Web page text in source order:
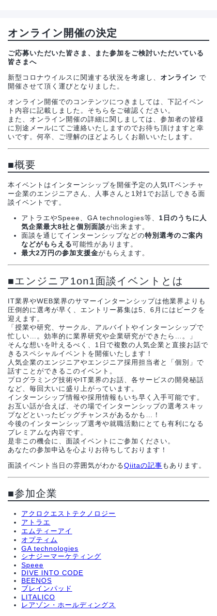
オンライン開催の決定
ご応募いただいた皆さま、また参加をご検討いただいている
皆さまへ
新型コロナウイルスに関連する状況を考慮し、 オンライン で
開催させて頂く運びとなりました。
オンライン開催でのコンテンツにつきましては、下記イベン
ト内容に記載しました。そちらをご確認ください。
また、オンライン開催の詳細に関しましては、参加者の皆様
に別途メールにてご連絡いたしますのでお待ち頂けますと幸
いです。何卒、ご理解のほどよろしくお願いいたします。
■概要
本イベントはインターンシップを開催予定の人気ITベンチャ
ー企業のエンジニアさん、人事さんと1対1でお話しできる面
談イベントです。
アトラエやSpeee、GA technologies等、 1日のうちに人
気企業最大8社と個別面談が出来ます。
面談を通じてインターンシップなどの特別選考のご案内
などがもらえる可能性があります。
最大2万円の参加支援金がもらえます。
■エンジニア1on1面談イベントとは
IT業界やWEB業界のサマーインターンシップは他業界よりも
圧倒的に選考が早く、エントリー募集は5、6月にはピークを
迎えます。
「授業や研究、サークル、アルバイトやインターンシップで
忙しい…。効率的に業界研究や企業研究ができたら…。」
そんな想いを叶えるべく、1日で複数の人気企業と直接お話で
きるスペシャルイベントを開催いたします！
人気企業のエンジニアやエンジニア採用担当者と「個別」で
話すことができるこのイベント。
プログラミング技術やIT業界のお話、各サービスの開発秘話
など、毎回大いに盛り上がっています。
インターンシップ情報や採用情報もいち早く入手可能です。
お互い話が合えば、その場でインターンシップの選考スキッ
プなどといったビッグチャンスがあるかも…！
今後のインターンシップ選考や就職活動にとても有利になる
プレミアムな内容です。
是非この機会に、面談イベントにご参加ください。
あなたの参加申込を心よりお待ちしております！
面談イベント当日の雰囲気がわかるQiitaの記事もあります。
■参加企業
アクロクエストテクノロジー
アトラエ
エムティーアイ
オプティム
GA technologies
シナジーマーケティング
Speee
DIVE INTO CODE
BEENOS
ブレインパッド
LITALICO
レアゾン・ホールディングス